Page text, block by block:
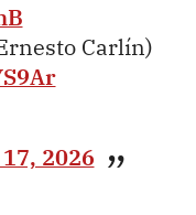
Carlín)
2026